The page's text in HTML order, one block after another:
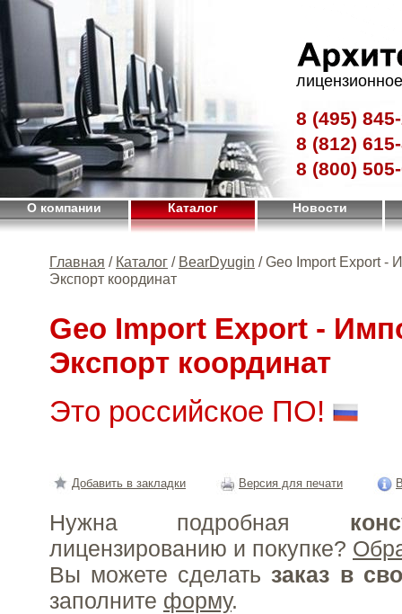
8 (495)
8 (812)
8 (800)
О компании Каталог Новости
Главная / Каталог / BearDyugin / Geo Import Export -
Экспорт координат
Geo Import Export -
Экспорт координат
Это российское ПО!
Добавить в закладки Версия для печати
Нужна подробная
лицензированию и покупке?
Вы можете сделать заказ в
заполните форму.